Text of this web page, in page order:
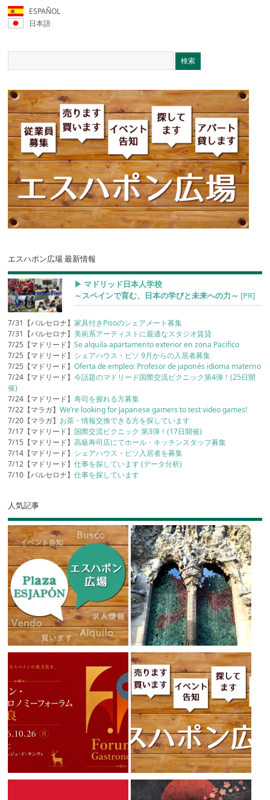
ESPAÑOL
日本語
エスハポン広場 最新情報
▶︎ マドリッド日本人学校
～スペインで育む、日本の学びと未来への力～ [PR]
7/31【バルセロナ】家具付きPisoのシェアメート募集
7/31【バルセロナ】美術系アーティストに最適なスタジオ賃貸
7/25【マドリード】Se alquila apartamento exterior en zona Pacifico
7/25【マドリード】 シェアハウス・ピソ 9月からの入居者募集
7/25【マドリード】Oferta de empleo: Profesor de japonés idioma materno
7/24【マドリード】今話題のマドリード国際交流ピクニック第4弾！(25日開
催)
7/24【マドリード】寿司を握れる方募集
7/22【マラガ】We’re looking for Japanese gamers to test video games!
7/20【マラガ】 お茶・情報交換できる方を探しています
7/17【マドリード】 国際交流ピクニック 第3弾！(17日開催)
7/15【マドリード】高級寿司店にてホール・キッチンスタッフ募集
7/14【マドリード】 シェアハウス・ピソ入居者を募集
7/12【マドリード】仕事を探しています (データ分析)
7/10【バルセロナ】仕事を探しています
人気記事